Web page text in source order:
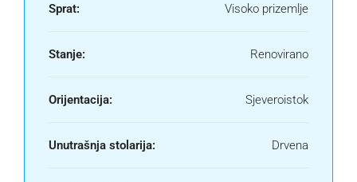
Sprat: Visoko prizemlje
Stanje: Renovirano
Orijentacija: Sjeveroistok
Unutrašnja stolarija: Drvena